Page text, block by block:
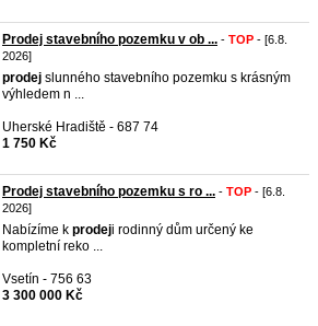
Prodej stavebního pozemku v ob ... - TOP - [6.8.
2026]
prodej slunného stavebního pozemku s krásným
výhledem n ...
Uherské Hradiště - 687 74
1 750 Kč
Prodej stavebního pozemku s ro ... - TOP - [6.8.
2026]
Nabízíme k prodeji rodinný dům určený ke
kompletní reko ...
Vsetín - 756 63
3 300 000 Kč